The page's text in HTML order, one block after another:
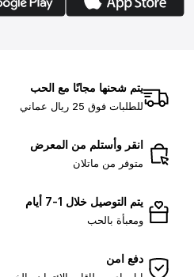
يتم شحنها مجانًا مع الحب
للطلبات فوق 25 ريال عماني
انقر وأستلم من المعرض
متوفر من ماتلان
يتم التوصيل خلال 1-7 أيام
ومعبأة بالحب
دفع امن